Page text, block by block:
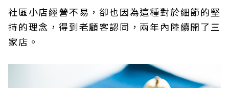
社區小店經營不易，卻也因為這種對於細節的堅
持的理念，得到老顧客認同，兩年內陸續開了三
家店。